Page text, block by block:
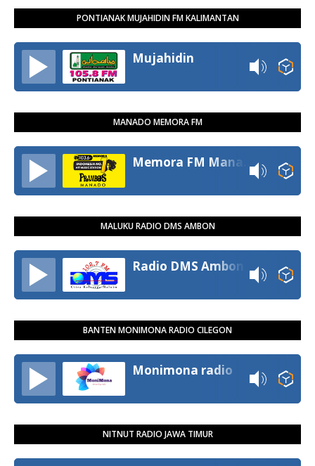
PONTIANAK MUJAHIDIN FM KALIMANTAN
Mujahidin
MANADO MEMORA FM
MALUKU RADIO DMS AMBON
Radio DMS Ambon
BANTEN MONIMONA RADIO CILEGON
Monimona radio
NITNUT RADIO JAWA TIMUR